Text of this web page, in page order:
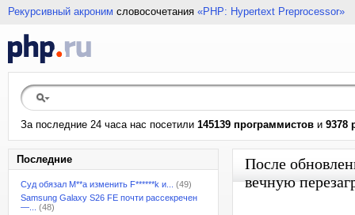
Рекурсивный акроним словосочетания «PHP: Hypertext Preprocessor»
За последние 24 часа нас посетили 145139 программистов и 9378
Последние
Суд обязал M**a изменить F******k и...
(49)
Samsung Galaxy S26 FE почти рассекречен
—...
(48)
После
вечную